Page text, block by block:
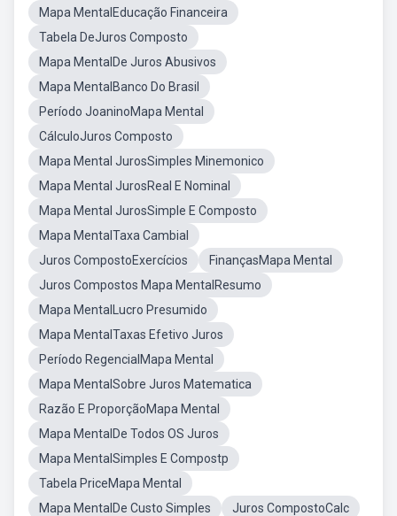
Mapa MentalEducação Financeira
Tabela DeJuros Composto
Mapa MentalDe Juros Abusivos
Mapa MentalBanco Do Brasil
Período JoaninoMapa Mental
CálculoJuros Composto
Mapa Mental JurosSimples Minemonico
Mapa Mental JurosReal E Nominal
Mapa Mental JurosSimple E Composto
Mapa MentalTaxa Cambial
Juros CompostoExercícios
FinançasMapa Mental
Juros Compostos Mapa MentalResumo
Mapa MentalLucro Presumido
Mapa MentalTaxas Efetivo Juros
Período RegencialMapa Mental
Mapa MentalSobre Juros Matematica
Razão E ProporçãoMapa Mental
Mapa MentalDe Todos OS Juros
Mapa MentalSimples E Compostp
Tabela PriceMapa Mental
Mapa MentalDe Custo Simples
Juros CompostoCalc